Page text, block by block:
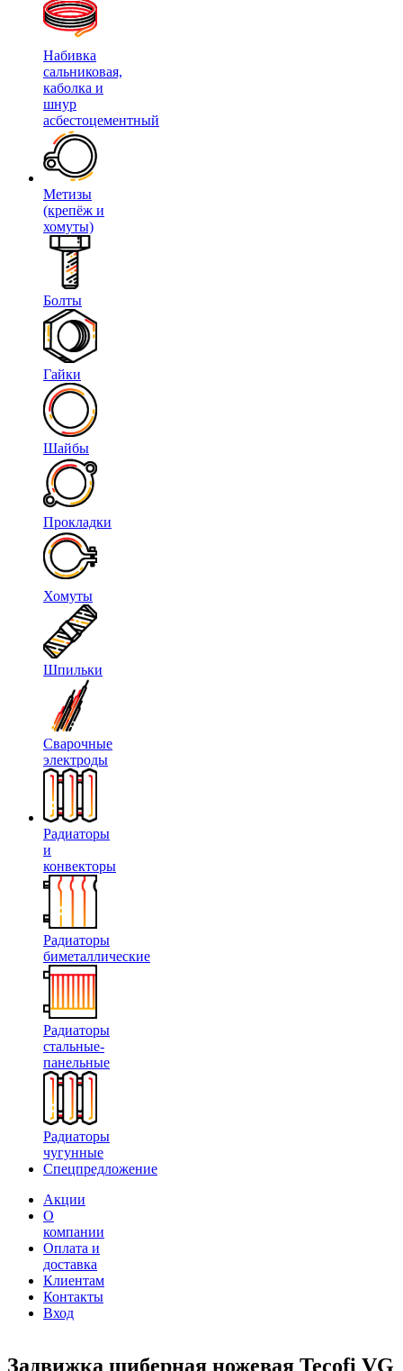
Набивка
сальниковая,
каболка и
шнур
асбестоцементный
Метизы
(крепёж и
хомуты)
Болты
Гайки
Шайбы
Прокладки
Хомуты
Шпильки
Сварочные
электроды
Радиаторы
и
конвекторы
Радиаторы
биметаллические
Радиаторы
стальные-
панельные
Радиаторы
чугунные
Спецпредложение
Акции
О
компании
Оплата и
доставка
Клиентам
Контакты
Вход
Задвижка шиберная ножевая Tecofi VG